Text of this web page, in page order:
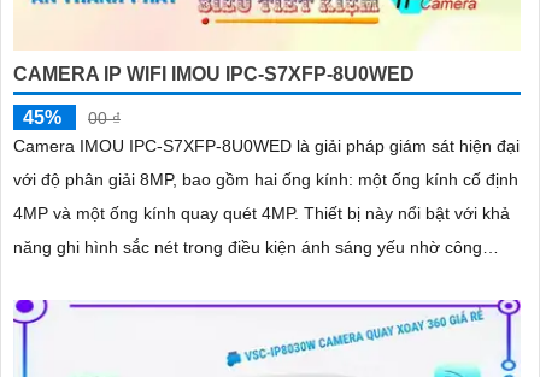
CAMERA IP WIFI IMOU IPC-S7XFP-8U0WED
45%
00 ₫
Camera IMOU IPC-S7XFP-8U0WED là giải pháp giám sát hiện đại
với độ phân giải 8MP, bao gồm hai ống kính: một ống kính cố định
4MP và một ống kính quay quét 4MP. Thiết bị này nổi bật với khả
năng ghi hình sắc nét trong điều kiện ánh sáng yếu nhờ công